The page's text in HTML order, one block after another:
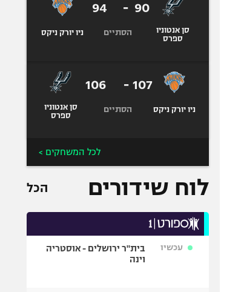
סן אנטוניו
ספרס
90
-
94
הסתיים ניו יורק ניקס
ניו יורק ניקס
107
-
106
הסתיים
סן אנטוניו
ספרס
לכל המשחקים >
לוח שידורים הכל
עכשיו
בית"ר ירושלים - אוסטריה
וינה